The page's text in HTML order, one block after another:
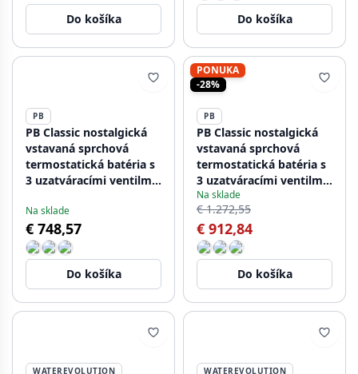
Do košíka Do košíka
PB
PB Classic nostalgická
vstavaná sprchová
termostatická batéria s
3 uzatváracími ventilmi,
Na sklade
€ 748,57
Do košíka
PONUKA
-28%
PB
PB Classic nostalgická
vstavaná sprchová
termostatická batéria s
3 uzatváracími ventilmi,
vzhľad nerezovej ocele
Na sklade
€ 1.272,55
€ 912,84
Do košíka
WATEREVOLUTION WATEREVOLUTION